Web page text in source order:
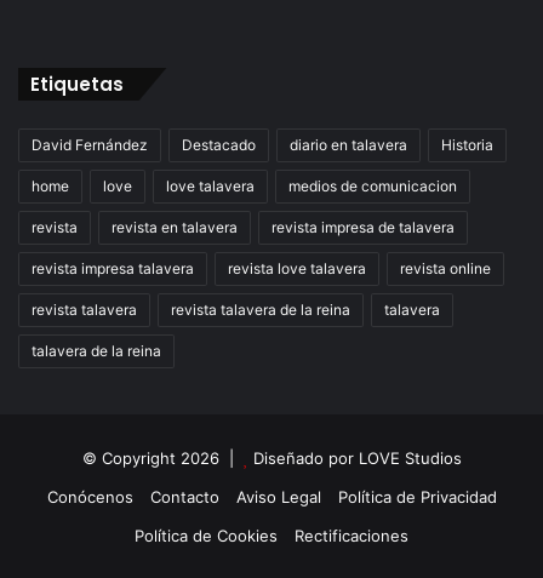
Etiquetas
David Fernández Destacado diario en talavera Historia
home love love talavera medios de comunicacion
revista revista en talavera revista impresa de talavera
revista impresa talavera revista love talavera revista online
revista talavera revista talavera de la reina talavera
talavera de la reina
© Copyright 2026 | Diseñado por LOVE Studios
Conócenos
Contacto Aviso Legal
Política de Privacidad
Política de Cookies
Rectificaciones